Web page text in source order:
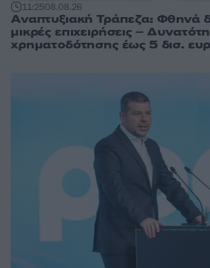
11:2508.08.26
Αναπτυξιακή Τράπεζα: Φθηνά
μικρές επιχειρήσεις –
χρηματοδότησης έως 5 δισ.